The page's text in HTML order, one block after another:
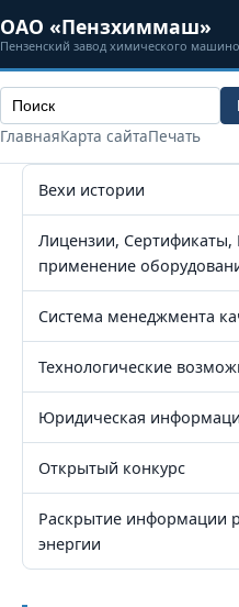
ОАО «Пензхиммаш»
Пензенский завод химического
ГлавнаяКарта сайтаПечать
Вехи истории
Лицензии, Сертификаты,
применение
Система менеджмента
Технологические
Юридическая
Открытый конкурс
Раскрытие информации
энергии